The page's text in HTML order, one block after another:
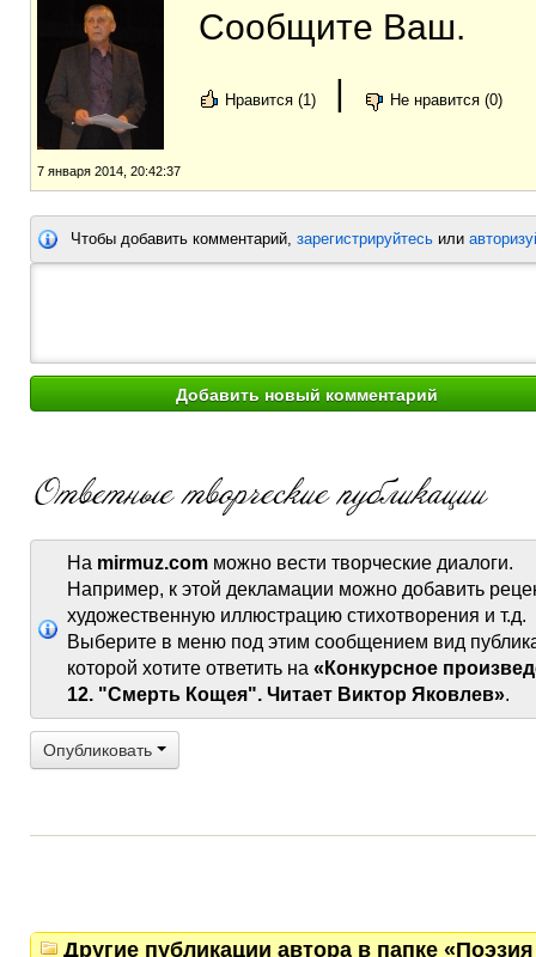
7 января 2014, 20:42:37
Сообщите Ваш.
Нравится (1) | Не нравится (0)
Чтобы добавить комментарий, зарегистрируйтесь или
На mirmuz.com можно вести творческие диалоги.
Например, к этой декламации можно добавить
художественную иллюстрацию стихотворения и т.д.
Выберите в меню под этим сообщением вид
которой хотите ответить на «Конкурсное
12. "Смерть Кощея". Читает Виктор Яковлев».
Опубликовать
Другие публикации автора в папке